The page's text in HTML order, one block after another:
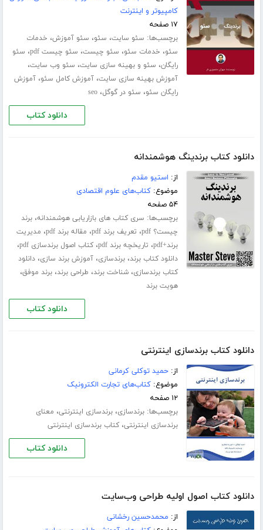
کامپیوتر و اینترنت
۱۷ صفحه
برچسب‌ها: سئو سایت، سئو، سئو آموزش، خدمات
سئو، خدمات سئو، سئو چیست، سئو چیست pdf ، سئو
رایگان، سئو و بهینه سازی سایت، سئو وب سایت،
آموزش بهینه سازی سایت،آموزش کامل سئو،آموزش
رایگان سئو، سئو در گوگل،seo
دانلود کتاب
دانلود کتاب برندینگ هوشمندانه
از: استیو مقدم
موضوع:کتاب‌های علوم اقتصادی
۵۴ صفحه
برچسب‌ها: سری کتاب های بازاریابی هوشمندانه،برند
چیست؟ pdf
، تعریف برند pdf ، مقاله برند pdf ، مدیریت
برند+pdf
، تاریخچه برند pdf ،کتاب اصول برندسازی pdf ،
دانلود کتاب برند،برندسازی،آموزش برند سازی،دانلود
کتاب برندسازی،شناخت برند، طراحی برند،برند موفق،
هویت برند
دانلود کتاب
دانلود کتاب برندسازی اینترنتی
از:حمید توکلی کرمانی
موضوع:کتاب‌های تجارت الکترونیک
۱۲ صفحه
برچسب‌ها:برندسازی،برندسازی اینترنتی، معنای
برندسازی اینترنتی،کتاب برندسازی اینترنتی
دانلود کتاب
دانلود کتاب اصول اولیه طراحی وب‌سایت
از: محمد‌حسین رخشانی